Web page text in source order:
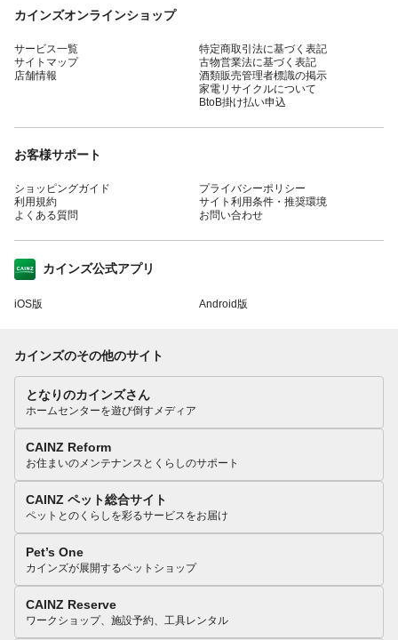
カインズオンラインショップ
サービス一覧
サイトマップ
店舗情報
特定商取引法に基づく表記
古物営業法に基づく表記
酒類販売管理者標識の掲示
家電リサイクルについて
BtoB掛け払い申込
お客様サポート
ショッピングガイド
利用規約
よくある質問
プライバシーポリシー
サイト利用条件・推奨環境
お問い合わせ
カインズ公式アプリ
iOS版 Android版
カインズのその他のサイト
となりのカインズさん
ホームセンターを遊び倒すメディア
CAINZ Reform
お住まいのメンテナンスとくらしのサポート
CAINZ ペット総合サイト
ペットとのくらしを彩るサービスをお届け
Pet’s One
カインズが展開するペットショップ
CAINZ Reserve
ワークショップ、施設予約、工具レンタル